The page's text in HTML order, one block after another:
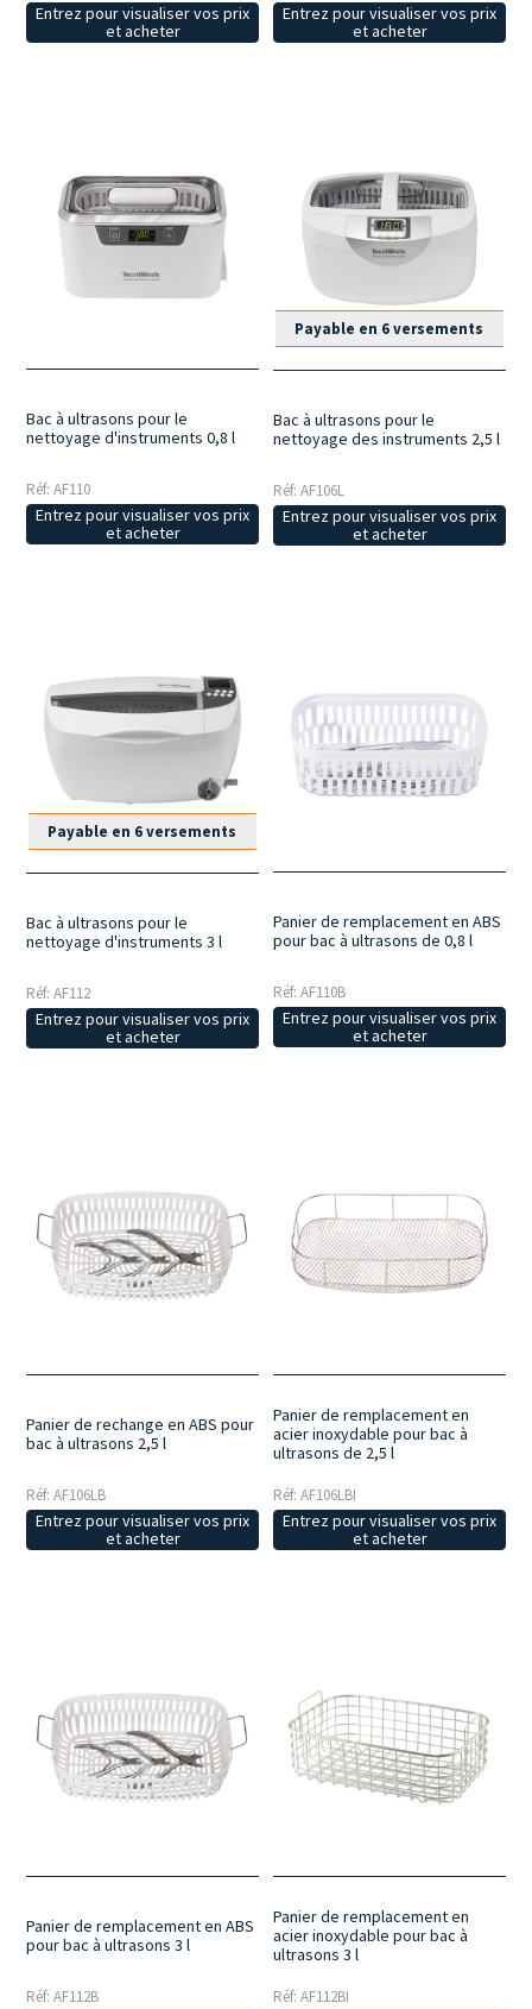
Entrez pour visualiser vos prix
et acheter
Entrez pour visualiser vos prix
et acheter
Bac à ultrasons pour le
nettoyage d'instruments 0,8 l
Réf: AF110
Entrez pour visualiser vos prix
et acheter
Payable en 6 versements
Bac à ultrasons pour le
nettoyage des instruments 2,5 l
Réf: AF106L
Entrez pour visualiser vos prix
et acheter
Payable en 6 versements
Bac à ultrasons pour le
nettoyage d'instruments 3 l
Réf: AF112
Entrez pour visualiser vos prix
et acheter
Panier de remplacement en ABS
pour bac à ultrasons de 0,8 l
Réf: AF110B
Entrez pour visualiser vos prix
et acheter
Panier de rechange en ABS pour
bac à ultrasons 2,5 l
Réf: AF106LB
Entrez pour visualiser vos prix
et acheter
Panier de remplacement en
acier inoxydable pour bac à
ultrasons de 2,5 l
Réf: AF106LBI
Entrez pour visualiser vos prix
et acheter
Panier de remplacement en ABS
pour bac à ultrasons 3 l
Réf: AF112B
Panier de remplacement en
acier inoxydable pour bac à
ultrasons 3 l
Réf: AF112BI